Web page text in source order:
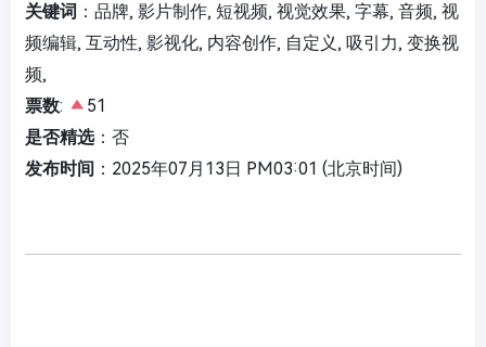
关键词 ：品牌, 影片制作, 短视频, 视觉效果, 字幕, 音频, 视
频编辑, 互动性, 影视化, 内容创作, 自定义, 吸引力, 变换视
频,
票数:
51
是否精选：否
发布时间 ：2025年07月13日 PM03:01 (北京时间)